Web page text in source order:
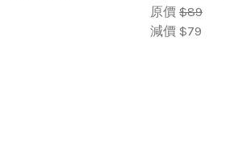
原價 $89
減價 $79